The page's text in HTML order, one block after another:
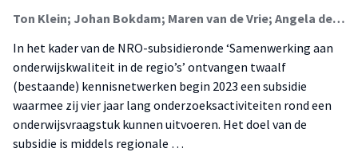
Ton Klein; Johan Bokdam; Maren van de Vrie; Angela de Jong (Onderzoeker); Elsemarijn Ippel (Onderzoeker); Bregje de Vries; Patrick van Schaik; Hilde Kooiker-den Boer; Marieta Rosendaal- Van den Brande
In het kader van de NRO-subsidieronde ‘Samenwerking aan
onderwijskwaliteit in de regio’s’ ontvangen twaalf
(bestaande) kennisnetwerken begin 2023 een subsidie
waarmee zij vier jaar lang onderzoeksactiviteiten rond een
onderwijsvraagstuk kunnen uitvoeren. Het doel van de
subsidie is middels regionale …